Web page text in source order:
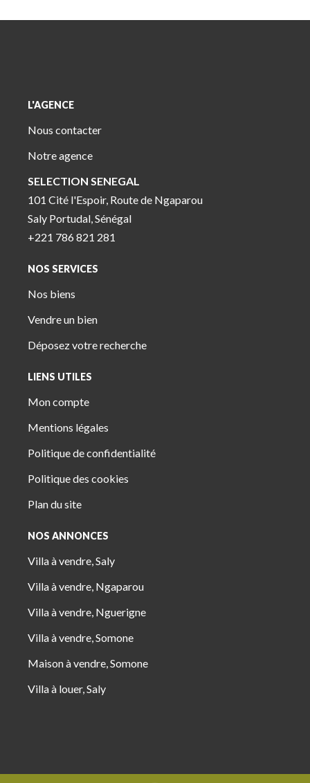
L'AGENCE
Nous contacter
Notre agence
SELECTION SENEGAL
101 Cité l'Espoir, Route de Ngaparou
Saly Portudal, Sénégal
+221 786 821 281
NOS SERVICES
Nos biens
Vendre un bien
Déposez votre recherche
LIENS UTILES
Mon compte
Mentions légales
Politique de confidentialité
Politique des cookies
Plan du site
NOS ANNONCES
Villa à vendre, Saly
Villa à vendre, Ngaparou
Villa à vendre, Nguerigne
Villa à vendre, Somone
Maison à vendre, Somone
Villa à louer, Saly